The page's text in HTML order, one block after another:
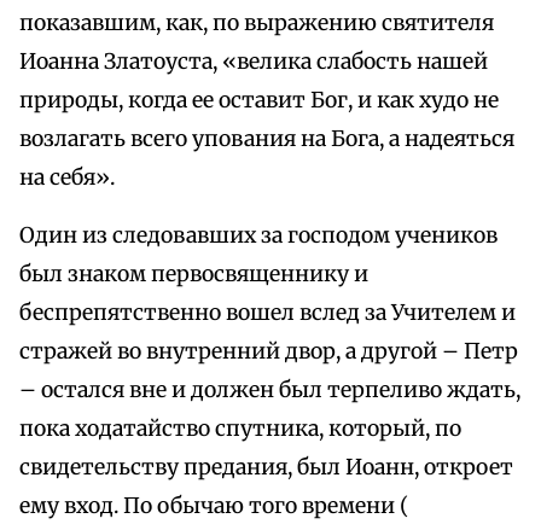
показавшим, как, по выражению святителя
Иоанна Златоуста, «велика слабость нашей
природы, когда ее оставит Бог, и как худо не
возлагать всего упования на Бога, а надеяться
на себя».
Один из следовавших за господом учеников
был знаком первосвященнику и
беспрепятственно вошел вслед за Учителем и
стражей во внутренний двор, а другой – Петр
– остался вне и должен был терпеливо ждать,
пока ходатайство спутника, который, по
свидетельству предания, был Иоанн, откроет
ему вход. По обычаю того времени (